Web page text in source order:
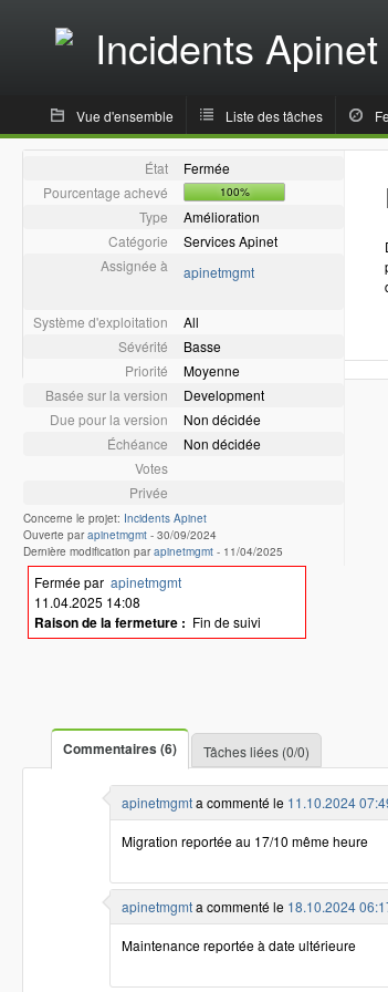
Incidents Apinet
Vue d'ensemble Liste des tâches
État
Fermée
Pourcentage achevé
100%
Type
Amélioration
Catégorie
Services Apinet
Assignée à
apinetmgmt
Système d'exploitation
All
Sévérité
Basse
Priorité
Moyenne
Basée sur la version
Development
Due pour la version
Non décidée
Échéance
Non décidée
Votes
Privée
Concerne le projet: Incidents Apinet
Ouverte parapinetmgmt - 30/09/2024
Dernière modification parapinetmgmt - 11/04/2025
Fermée par apinetmgmt
11.04.2025 14:08
Raison de la fermeture : Fin de suivi
Commentaires (6) Tâches liées (0/0)
apinetmgmta commenté le 11.10.2024
Migration reportée au 17/10 même heure
apinetmgmta commenté le 18.10.2024
Maintenance reportée à date ultérieure